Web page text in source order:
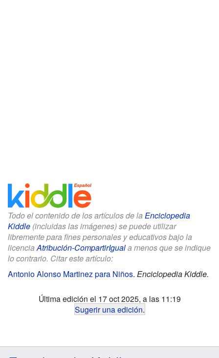
Todo el contenido de los artículos de la Enciclopedia
Kiddle (incluidas las imágenes) se puede utilizar
libremente para fines personales y educativos bajo la
licenciaAtribución-CompartirIguala menos que se indique
lo contrario. Citar este artículo:
Antonio Alonso Martinez para Niños. Enciclopedia Kiddle.
Última edición el 17 oct 2025, a las 11:19
Sugerir una edición.